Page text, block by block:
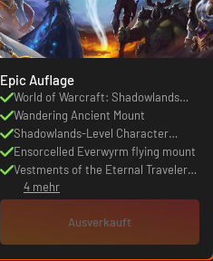
Epic Auflage
World of Warcraft: Shadowlands
DLC
Wandering Ancient Mount
Shadowlands-Level Character
Boost
Ensorcelled Everwyrm flying mount
Vestments of the Eternal Traveler
transmog set quest
4 mehr
Ausverkauft